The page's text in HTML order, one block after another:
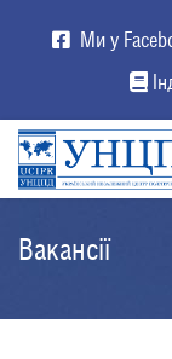
Ми у
Вакансії